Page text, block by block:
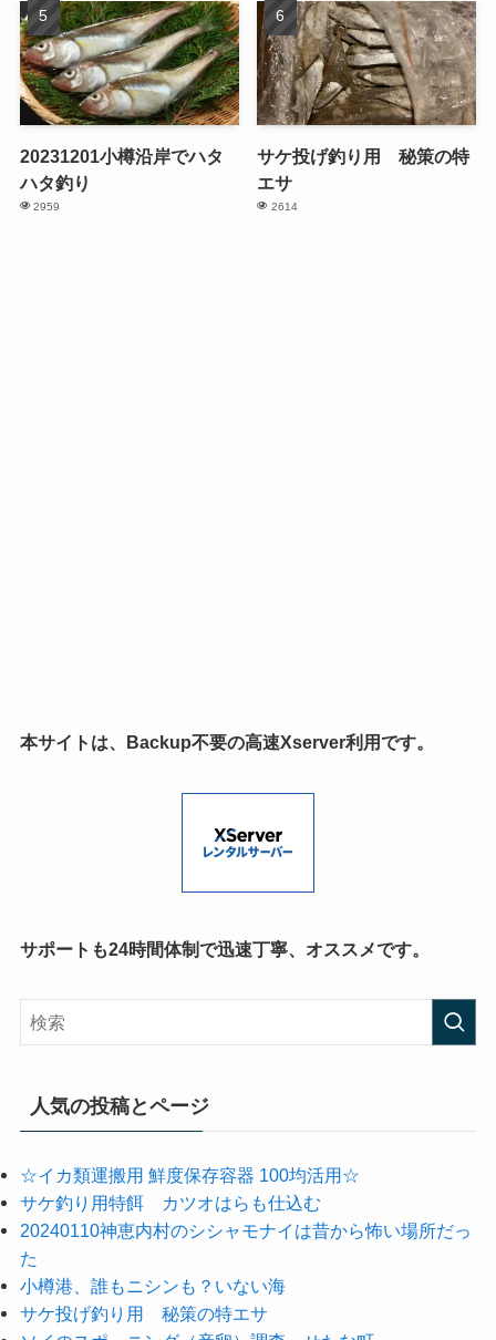
20231201小樽沿岸でハタ
ハタ釣り
2959
サケ投げ釣り用 秘策の特
エサ
2614
本サイトは、Backup不要の高速Xserver利用です。
サポートも24時間体制で迅速丁寧、オススメです。
人気の投稿とページ
☆イカ類運搬用 鮮度保存容器 100均活用☆
サケ釣り用特餌 カツオはらも仕込む
20240110神恵内村のシシャモナイは昔から怖い場所だっ
た
小樽港、誰もニシンも？いない海
サケ投げ釣り用 秘策の特エサ